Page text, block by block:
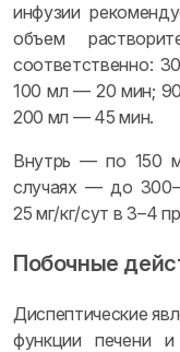
инфузии
объем
соответственно:
100 мл — 20 мин;
200 мл — 45 мин.
Внутрь — по 150
случаях — до
25 мг/кг/сут в 3–4
Побочные
Диспептические
функции печени и